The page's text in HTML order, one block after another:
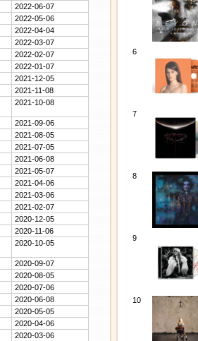
2022-06-07
2022-05-06
2022-04-04
2022-03-07
2022-02-07
2022-01-07
2021-12-05
2021-11-08
2021-10-08
2021-09-06
2021-08-05
2021-07-05
2021-06-08
2021-05-07
2021-04-06
2021-03-06
2021-02-07
2020-12-05
2020-11-06
2020-10-05
2020-09-07
2020-08-05
2020-07-06
2020-06-08
2020-05-05
2020-04-06
2020-03-06
6
7
8
9
10